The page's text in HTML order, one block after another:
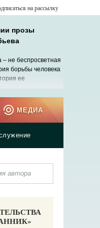
на рассылку
прозы
– не беспросветная
борьбы человека
ее
МЕДИА